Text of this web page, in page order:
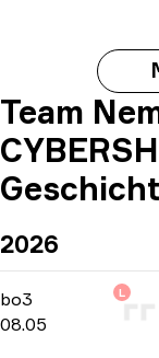
Team
2026
bo3 -bo3
08.05
L